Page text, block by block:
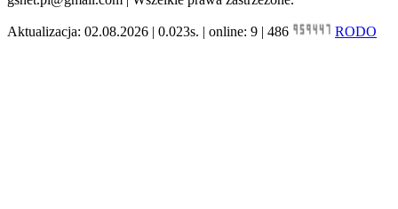
Aktualizacja: 02.08.2026 | 0.023s. | online: 9 | 486 RODO